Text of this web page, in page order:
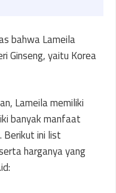
bahwa Lameila
Ginseng, yaitu Korea
Lameila memiliki
banyak manfaat
Berikut ini list
harganya yang